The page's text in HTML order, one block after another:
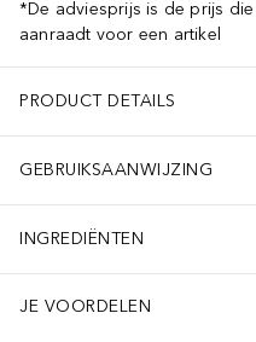
*De adviesprijs is de prijs
aanraadt voor een artikel
PRODUCT DETAILS
GEBRUIKSAANWIJZING
INGREDIËNTEN
JE VOORDELEN